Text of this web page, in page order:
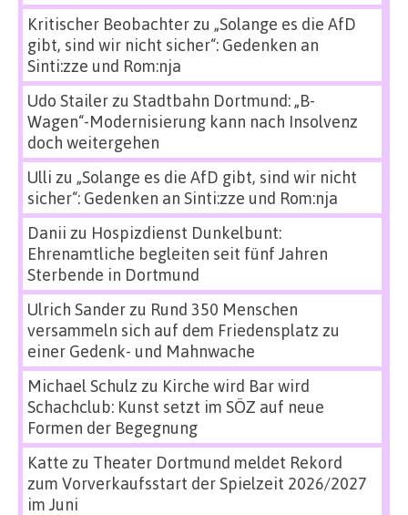
Kritischer Beobachterzu „Solange es die AfD
gibt, sind wir nicht sicher“: Gedenken an
Sinti:zze und Rom:nja
Udo Stailerzu Stadtbahn Dortmund: „B-
Wagen“-Modernisierung kann nach Insolvenz
doch weitergehen
Ulli zu „Solange es die AfD gibt, sind wir nicht
sicher“: Gedenken an Sinti:zze und Rom:nja
Danii zu Hospizdienst Dunkelbunt:
Ehrenamtliche begleiten seit fünf Jahren
Sterbende in Dortmund
Ulrich Sanderzu Rund 350 Menschen
versammeln sich auf dem Friedensplatz zu
einer Gedenk- und Mahnwache
Michael Schulz zu Kirche wird Bar wird
Schachclub: Kunst setzt im SÖZ auf neue
Formen der Begegnung
Katte zu Theater Dortmund meldet Rekord
zum Vorverkaufsstart der Spielzeit 2026/2027
im Juni